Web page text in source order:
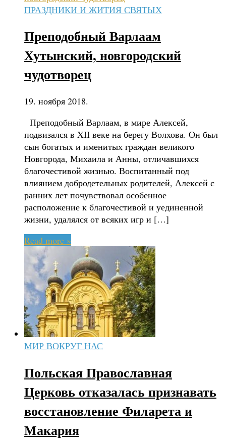
ПРАЗДНИКИ И ЖИТИЯ СВЯТЫХ
Преподобный Варлаам
Хутынский, новгородский
чудотворец
19. ноября 2018.
Преподобный Варлаам, в мире Алексей,
подвизался в XII веке на берегу Волхова. Он был
сын богатых и именитых граждан великого
Новгорода, Михаила и Анны, отличавшихся
благочестивой жизнью. Воспитанный под
влиянием добродетельных родителей, Алексей с
ранних лет почувствовал особенное
расположение к благочестивой и уединенной
жизни, удалялся от всяких игр и […]
Read more »
МИР ВОКРУГ НАС
Польская Православная
Церковь отказалась признавать
восстановление Филарета и
Макария